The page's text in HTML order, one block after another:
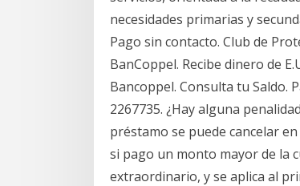
necesidades primarias y
Pago sin contacto. Club de
BanCoppel. Recibe dinero de
Bancoppel. Consulta tu Saldo.
2267735. ¿Hay alguna
préstamo se puede cancelar
si pago un monto mayor de la
extraordinario, y se aplica al